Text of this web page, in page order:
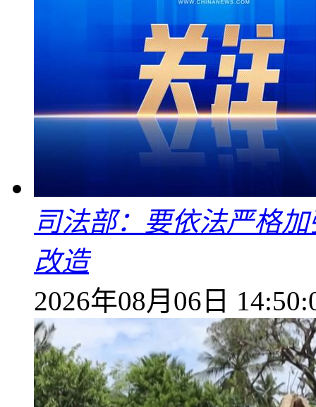
司法部：要依法严格
改造
2026年08月06日